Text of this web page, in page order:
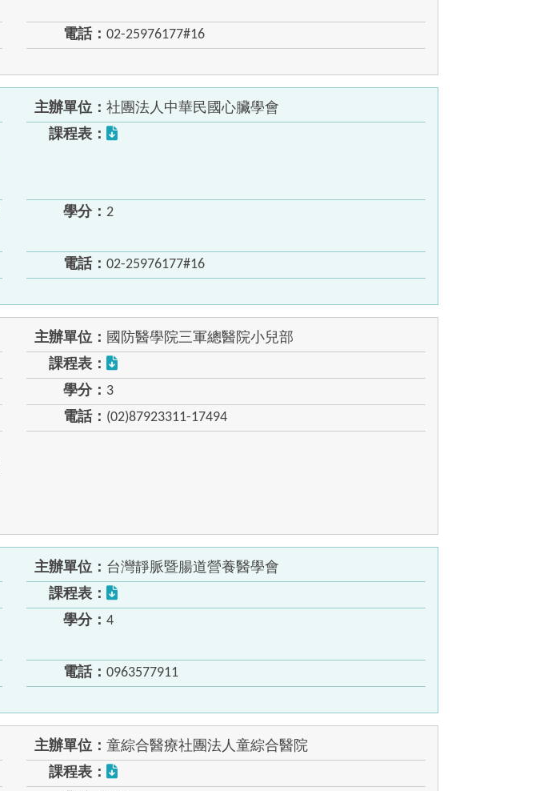
電話： 02-25976177#16
主辦單位： 社團法人中華民國心臟學會
課程表：
學分： 2
電話： 02-25976177#16
主辦單位： 國防醫學院三軍總醫院小兒部
課程表：
學分： 3
電話： (02)87923311-17494
主辦單位： 台灣靜脈暨腸道營養醫學會
課程表：
學分： 4
電話： 0963577911
主辦單位： 童綜合醫療社團法人童綜合醫院
課程表：